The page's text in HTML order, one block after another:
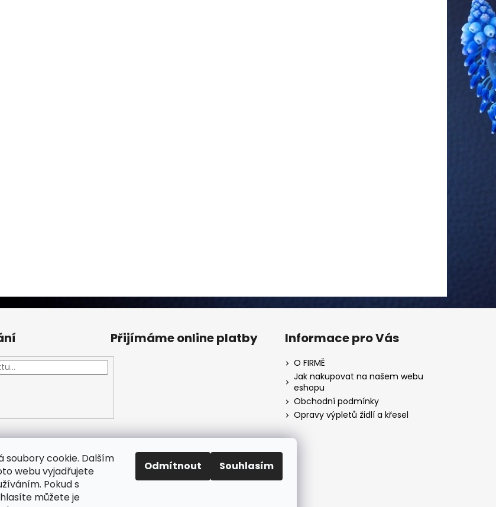
soubory cookie. Dalším
webu vyjadřujete
Pokud s
můžete je
Odmítnout Souhlasím
Přijímáme online platby Informace pro Vás
O FIRMĚ
Jak nakupovat na našem webu
eshopu
Obchodní podmínky
Opravy výpletů židlí a křesel
Facebook Fan page